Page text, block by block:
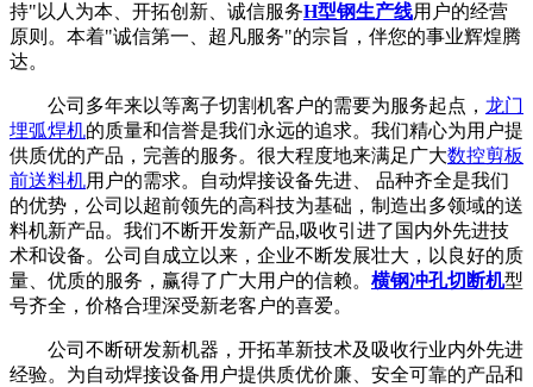
持"以人为本、开拓创新、诚信服务H型钢生产线用户的经营
原则。本着"诚信第一、超凡服务"的宗旨，伴您的事业辉煌腾
达。
公司多年来以等离子切割机客户的需要为服务起点， 龙门
埋弧焊机的质量和信誉是我们永远的追求。我们精心为用户提
供质优的产品，完善的服务。很大程度地来满足广大数控剪板
前送料机用户的需求。自动焊接设备先进、 品种齐全是我们
的优势，公司以超前领先的高科技为基础，制造出多领域的送
料机新产品。我们不断开发新产品,吸收引进了国内外先进技
术和设备。公司自成立以来，企业不断发展壮大，以良好的质
量、优质的服务，赢得了广大用户的信赖。 横钢冲孔切断机型
号齐全，价格合理深受新老客户的喜爱。
公司不断研发新机器，开拓革新技术及吸收行业内外先进
经验。为自动焊接设备用户提供质优价廉、安全可靠的产品和